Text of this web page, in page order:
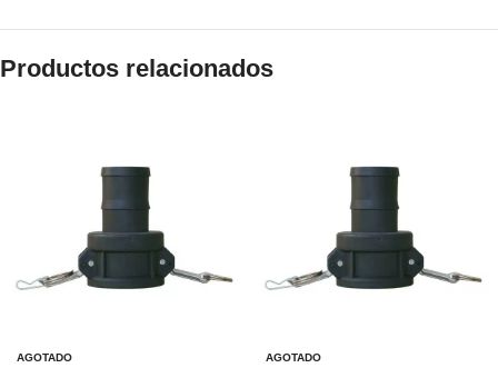
Productos relacionados
AGOTADO AGOTADO